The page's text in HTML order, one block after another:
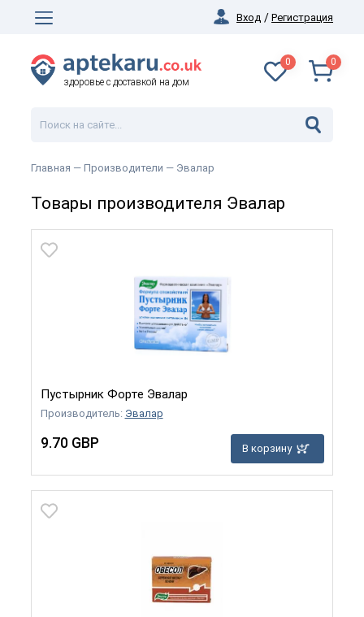
Вход / Регистрация
здоровье с доставкой на дом
0 0
Главная — Производители — Эвалар
Товары производителя Эвалар
Пустырник Форте Эвалар
Производитель: Эвалар
9.70 GBP В корзину